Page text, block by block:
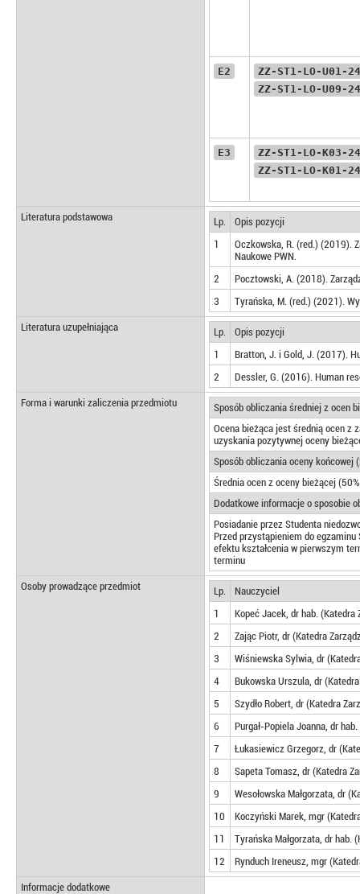
E2
ZZ-ST1-LO-U01-
ZZ-ST1-LO-U09-
E3
ZZ-ST1-LO-K03-
ZZ-ST1-LO-K01-
Literatura podstawowa Lp.
Opis pozycji
1
Oczkowska, R. (red.) (2019).
Naukowe PWN.
2
Pocztowski, A. (2018).
3
Tyrańska, M. (red.) (2021).
Literatura uzupełniająca Lp.
Opis pozycji
1
Bratton, J. i Gold, J. (2017).
2
Dessler, G. (2016). Human
Forma i warunki zaliczenia przedmiotu
Sposób obliczania średniej z ocen
Ocena bieżąca jest średnią ocen z
uzyskania pozytywnej oceny
Sposób obliczania oceny
Średnia ocen z oceny bieżącej
Dodatkowe informacje o sposobie
Posiadanie przez Studenta
Przed przystąpieniem do egzaminu
efektu kształcenia w pierwszym
terminu
Osoby prowadzące przedmiot Lp.
Nauczyciel
1
Kopeć Jacek, dr hab.
2
Zając Piotr, dr (Katedra
3
Wiśniewska Sylwia, dr
4
Bukowska Urszula, dr
5
Szydło Robert, dr (Katedra
6
Purgał-Popiela Joanna, dr
7
Łukasiewicz Grzegorz, dr
8
Sapeta Tomasz, dr (Katedra
9
Wesołowska Małgorzata, dr
10
Koczyński Marek, mgr
11
Tyrańska Małgorzata, dr hab.
12
Rynduch Ireneusz, mgr
Informacje dodatkowe